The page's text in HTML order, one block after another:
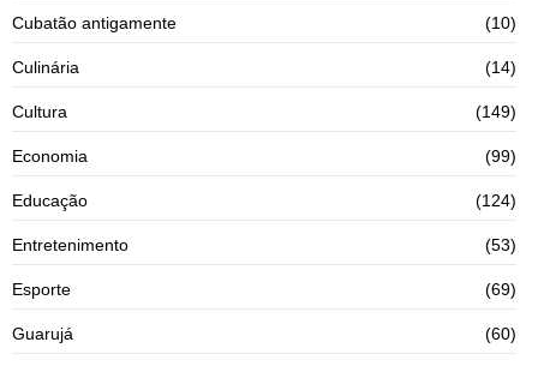
Cubatão antigamente (10)
Culinária (14)
Cultura (149)
Economia (99)
Educação (124)
Entretenimento (53)
Esporte (69)
Guarujá (60)